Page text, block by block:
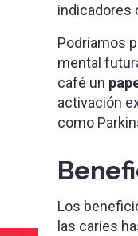
indicadores
Podríamos
mental
café un
activación
como
Los
las caries